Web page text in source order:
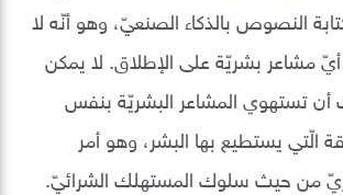
النصوص بالذكاء الصنعيّ، وهو أنّه لا
مشاعر بشريّة على الإطلاق. لا يمكن
أن تستهوي المشاعر البشريّة بنفس
الّتي يستطيع بها البشر، وهو أمر
من حيث سلوك المستهلك الشرائيّ.